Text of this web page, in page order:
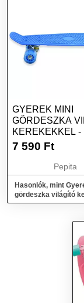
GYEREK MINI
GÖRDESZKA
KEREKEKKEL -
7 590 Ft
Pepita
Hasonlók, mint
gördeszka világító
- kék